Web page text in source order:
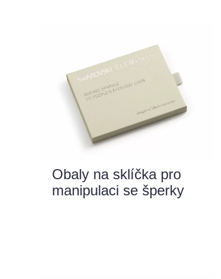
Obaly na sklíčka pro
manipulaci se šperky